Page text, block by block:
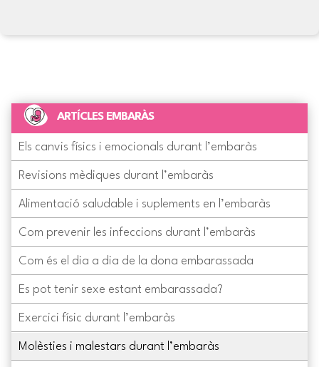
ARTÍCLES EMBARÀS
Els canvis físics i emocionals durant l’embaràs
Revisions mèdiques durant l’embaràs
Alimentació saludable i suplements en l’embaràs
Com prevenir les infeccions durant l’embaràs
Com és el dia a dia de la dona embarassada
Es pot tenir sexe estant embarassada?
Exercici físic durant l’embaràs
Molèsties i malestars durant l’embaràs